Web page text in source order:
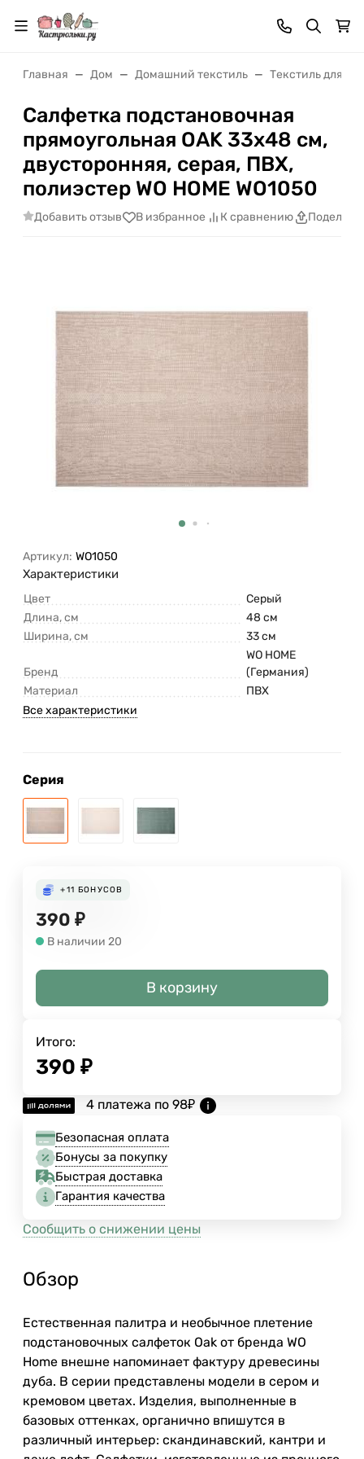
Главная Дом Домашний текстиль Текстиль для
Салфетка подстановочная
прямоугольная OAK 33х48 см,
двусторонняя, серая, ПВХ,
полиэстер WO HOME WO1050
Добавить отзыв В избранное К сравнению
Артикул: WO1050
Характеристики
Цвет
Серый
Длина, см
48 см
Ширина, см
33 см
Бренд
WO HOME
(Германия)
Материал
ПВХ
Все характеристики
Серия
+11 БОНУСОВ
390 ₽
В наличии 20
В корзину
Итого:
390 ₽
4 платежа по 98₽
Безопасная оплата
Бонусы за покупку
Быстрая доставка
Гарантия качества
Сообщить о снижении цены
Обзор
Естественная палитра и необычное плетение
подстановочных салфеток Oak от бренда WO
Home внешне напоминает фактуру древесины
дуба. В серии представлены модели в сером и
кремовом цветах. Изделия, выполненные в
базовых оттенках, органично впишутся в
различный интерьер: скандинавский, кантри и